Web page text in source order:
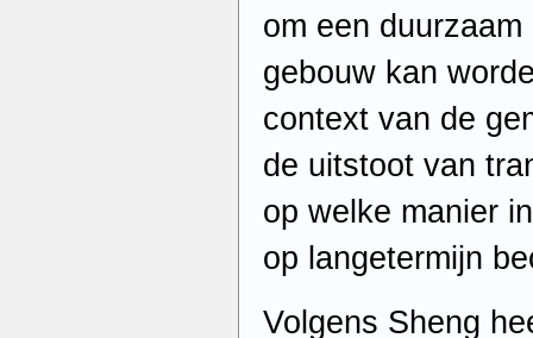
om een
gebouw kan
context van de
de uitstoot van
op welke manier
op langetermijn
Volgens Sheng